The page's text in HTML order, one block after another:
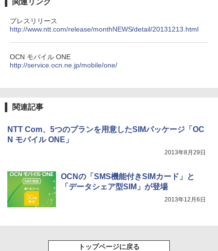
プレスリリース
http://www.ntt.com/release/monthNEWS/detail/20131213.html
OCN モバイル ONE
http://service.ocn.ne.jp/mobile/one/
関連記事
NTT Com、5つのプランを用意したSIMパッケージ「OC
N モバイル ONE」
2013年8月29日
OCNの「SMS機能付きSIMカード」と
「データシェア型SIM」が登場
2013年12月6日
トップページに戻る